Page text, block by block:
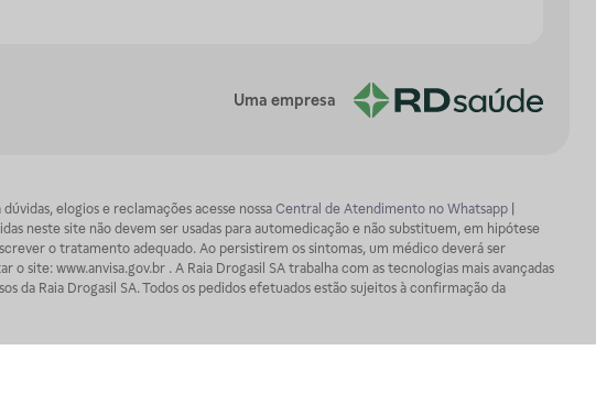
Uma empresa
dúvidas, elogios e reclamações acesse nossa Central de Atendimento no Whatsapp
neste site não devem ser usadas para automedicação e não substituem, em hipótese
o tratamento adequado. Ao persistirem os sintomas, um médico deverá ser
site: www.anvisa.gov.br . A Raia Drogasil SA trabalha com as tecnologias mais avançadas
da Raia Drogasil SA. Todos os pedidos efetuados estão sujeitos à confirmação da